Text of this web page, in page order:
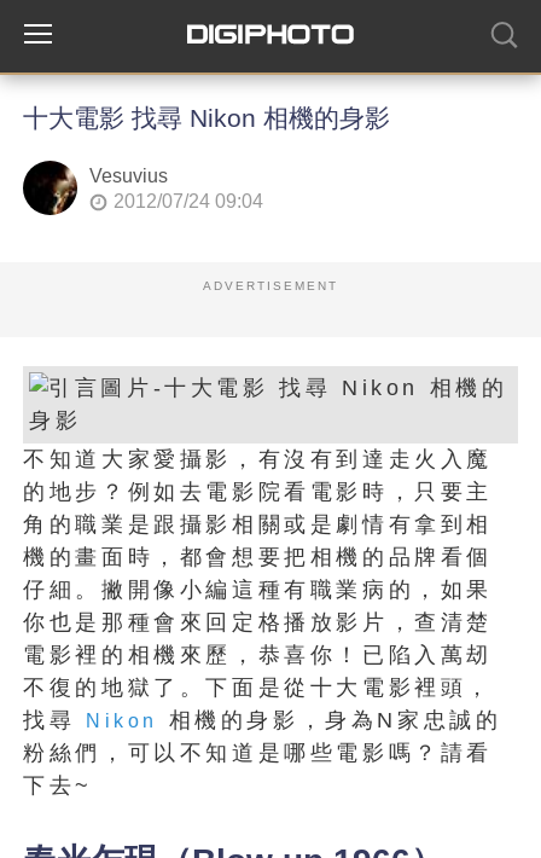
十大電影 找尋 Nikon 相機的身影
Vesuvius
2012/07/24 09:04
ADVERTISEMENT
不知道大家愛攝影，有沒有到達走火入魔
的地步？例如去電影院看電影時，只要主
角的職業是跟攝影相關或是劇情有拿到相
機的畫面時，都會想要把相機的品牌看個
仔細。撇開像小編這種有職業病的，如果
你也是那種會來回定格播放影片，查清楚
電影裡的相機來歷，恭喜你！已陷入萬刼
不復的地獄了。下面是從十大電影裡頭，
找尋
Nikon
相機的身影，身為N家忠誠的
粉絲們，可以不知道是哪些電影嗎？請看
下去~